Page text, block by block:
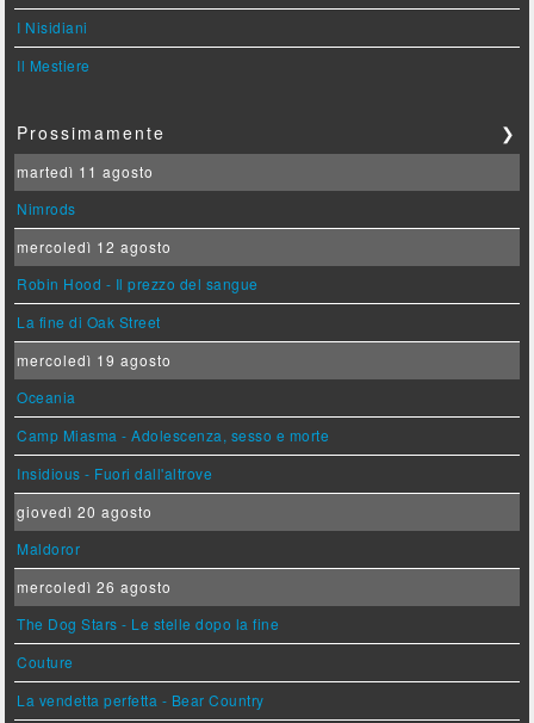
I Nisidiani
Il Mestiere
Prossimamente ❯
martedì 11 agosto
Nimrods
mercoledì 12 agosto
Robin Hood - Il prezzo del sangue
La fine di Oak Street
mercoledì 19 agosto
Oceania
Camp Miasma - Adolescenza, sesso e morte
Insidious - Fuori dall'altrove
giovedì 20 agosto
Maldoror
mercoledì 26 agosto
The Dog Stars - Le stelle dopo la fine
Couture
La vendetta perfetta - Bear Country